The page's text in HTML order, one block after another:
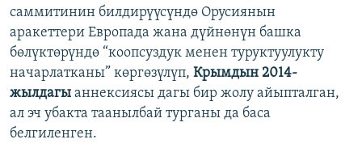
саммитинин билдирүүсүндө Орусиянын
аракеттери Европада жана дүйнөнүн башка
бөлүктөрүндө “коопсуздук менен туруктуулукту
начарлатканы” көргөзүлүп, Крымдын 2014-
жылдагы аннексиясы дагы бир жолу айыпталган,
ал эч убакта таанылбай турганы да баса
белгиленген.